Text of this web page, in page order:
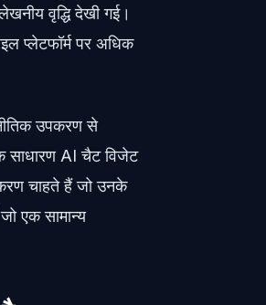
वृद्धि देखी गई।
प्लेटफॉर्म पर अधिक
उपकरण से
साधारण AI चैट विजेट
चाहते हैं जो उनके
एक सामान्य